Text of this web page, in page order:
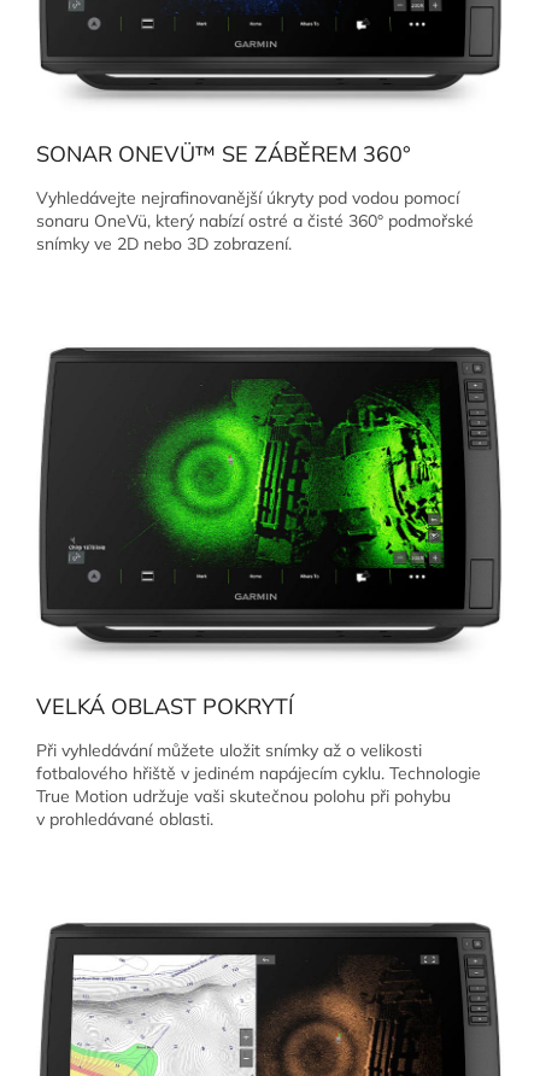
SONAR ONEVÜ™ SE ZÁBĚREM 360°
Vyhledávejte nejrafinovanější úkryty pod vodou pomocí
sonaru OneVü, který nabízí ostré a čisté 360° podmořské
snímky ve 2D nebo 3D zobrazení.
VELKÁ OBLAST POKRYTÍ
Při vyhledávání můžete uložit snímky až o velikosti
fotbalového hřiště v jediném napájecím cyklu. Technologie
True Motion udržuje vaši skutečnou polohu při pohybu
v prohledávané oblasti.